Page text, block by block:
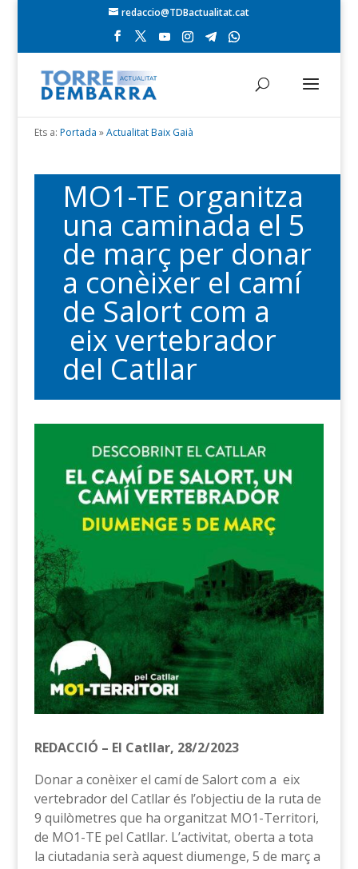
redaccio@TDBactualitat.cat
Ets a: Portada »Actualitat Baix Gaià
MO1-TE organitza
una caminada el 5
de març per donar
a conèixer el camí
de Salort com a
eix vertebrador
del Catllar
REDACCIÓ – El Catllar, 28/2/2023
Donar a conèixer el camí de Salort com a eix
vertebrador del Catllar és l’objectiu de la ruta de
9 quilòmetres que ha organitzat MO1-Territori,
de MO1-TE pel Catllar. L’activitat, oberta a tota
la ciutadania serà aquest diumenge, 5 de març a